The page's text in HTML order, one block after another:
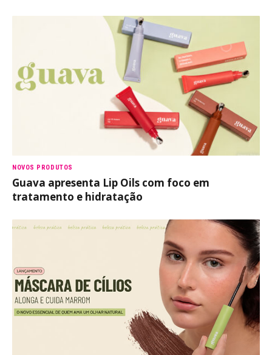
NOVOS PRODUTOS
Guava apresenta Lip Oils com foco em
tratamento e hidratação